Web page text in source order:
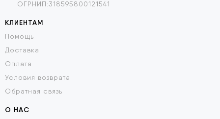
ОГРНИП:318595800121541
КЛИЕНТАМ
Помощь
Доставка
Оплата
Условия возврата
Обратная связь
О НАС